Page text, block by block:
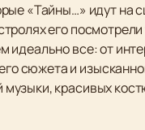
«Тайны…» идут на
его
идеально все: от
сюжета и
музыки, красивых